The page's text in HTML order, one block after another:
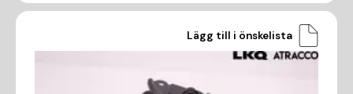
Lägg till i önskelista